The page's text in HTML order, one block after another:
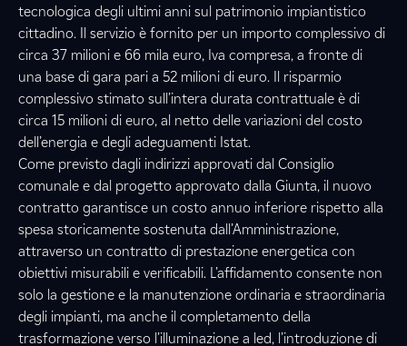
tecnologica degli ultimi anni sul patrimonio impiantistico
cittadino. Il servizio è fornito per un importo complessivo di
circa 37 milioni e 66 mila euro, Iva compresa, a fronte di
una base di gara pari a 52 milioni di euro. Il risparmio
complessivo stimato sull’intera durata contrattuale è di
circa 15 milioni di euro, al netto delle variazioni del costo
dell’energia e degli adeguamenti Istat.
Come previsto dagli indirizzi approvati dal Consiglio
comunale e dal progetto approvato dalla Giunta, il nuovo
contratto garantisce un costo annuo inferiore rispetto alla
spesa storicamente sostenuta dall’Amministrazione,
attraverso un contratto di prestazione energetica con
obiettivi misurabili e verificabili. L’affidamento consente non
solo la gestione e la manutenzione ordinaria e straordinaria
degli impianti, ma anche il completamento della
trasformazione verso l’illuminazione a led, l’introduzione di